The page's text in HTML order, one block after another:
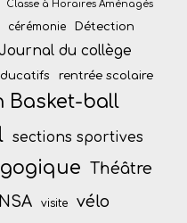
Classe à Horaires Aménagés
cérémonie Détection
du collège
rentrée scolaire
Basket-ball
sections sportives
Théâtre
visite vélo